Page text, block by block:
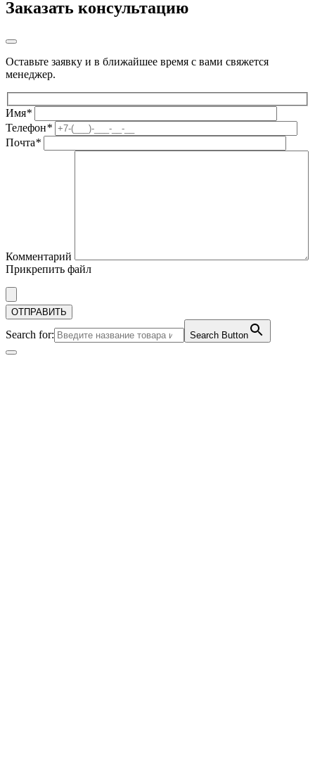
Заказать консультацию
Оставьте заявку и в ближайшее время с вами свяжется
менеджер.
Имя*
Телефон*
Почта*
Комментарий
Прикрепить файл
Search for: Search Button